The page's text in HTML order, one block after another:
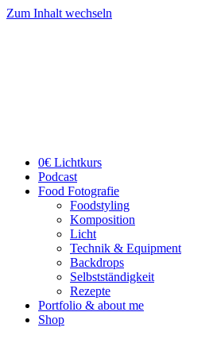
Zum Inhalt wechseln
0€ Lichtkurs
Podcast
Food Fotografie
Foodstyling
Komposition
Licht
Technik & Equipment
Backdrops
Selbstständigkeit
Rezepte
Portfolio & about me
Shop